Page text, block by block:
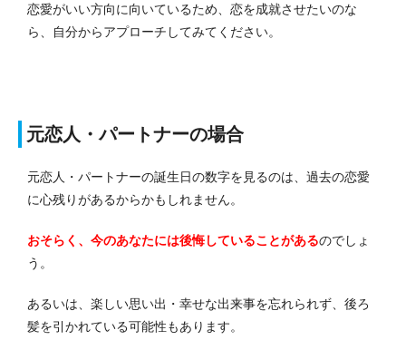
恋愛がいい方向に向いているため、恋を成就させたいのな
ら、自分からアプローチしてみてください。
元恋人・パートナーの場合
元恋人・パートナーの誕生日の数字を見るのは、過去の恋愛
に心残りがあるからかもしれません。
おそらく、今のあなたには後悔していることがあるのでしょ
う。
あるいは、楽しい思い出・幸せな出来事を忘れられず、後ろ
髪を引かれている可能性もあります。